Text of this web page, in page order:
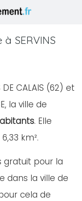
SERVINS
CALAIS (62) et
la ville de
. Elle
km².
gratuit pour la
dans la ville de
cela de